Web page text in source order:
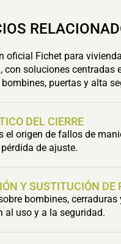
oficial Fichet para
con soluciones centradas
puertas y alta
DEL CIERRE
el origen de fallos de
de ajuste.
Y SUSTITUCIÓN DE
bombines,
al uso y a la seguridad.